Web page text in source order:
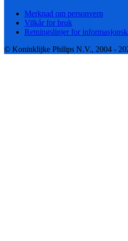
Merknad om personvern
Vilkår for bruk
Retningslinjer for
© Koninklijke Philips N.V., 2004 -